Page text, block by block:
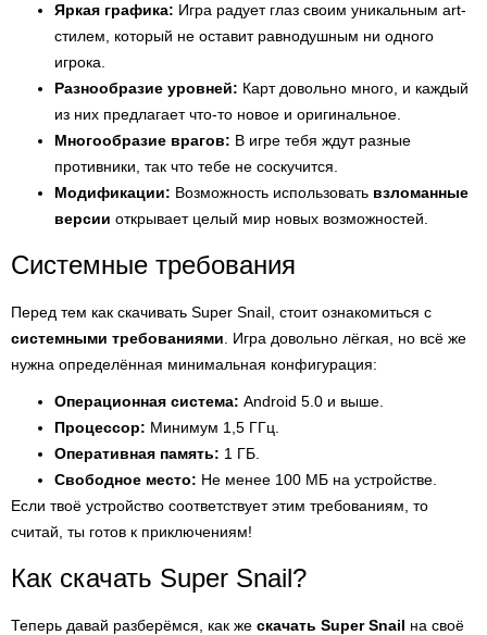
Яркая графика: Игра радует глаз своим уникальным art-
стилем, который не оставит равнодушным ни одного
игрока.
Разнообразие уровней: Карт довольно много, и каждый
из них предлагает что-то новое и оригинальное.
Многообразие врагов: В игре тебя ждут разные
противники, так что тебе не соскучится.
Модификации: Возможность использовать взломанные
версии открывает целый мир новых возможностей.
Системные требования
Перед тем как скачивать Super Snail, стоит ознакомиться с
системными требованиями . Игра довольно лёгкая, но всё же
нужна определённая минимальная конфигурация:
Операционная система: Android 5.0 и выше.
Процессор: Минимум 1,5 ГГц.
Оперативная память: 1 ГБ.
Свободное место: Не менее 100 МБ на устройстве.
Если твоё устройство соответствует этим требованиям, то
считай, ты готов к приключениям!
Как скачать Super Snail?
Теперь давай разберёмся, как же скачать Super Snail на своё